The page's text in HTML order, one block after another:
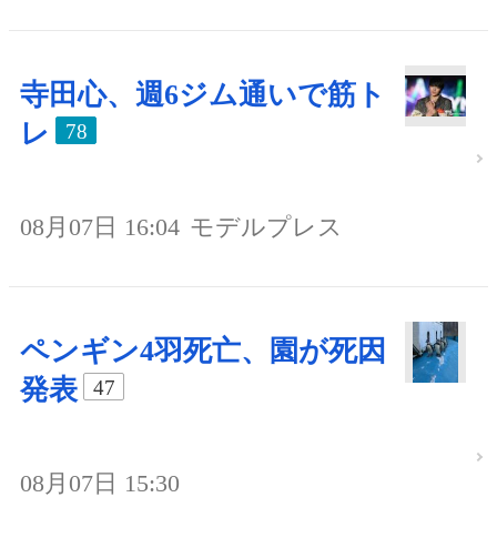
寺田心、週6ジム通いで筋ト
レ
78
08月07日 16:04 モデルプレス
ペンギン4羽死亡、園が死因
発表
47
08月07日 15:30